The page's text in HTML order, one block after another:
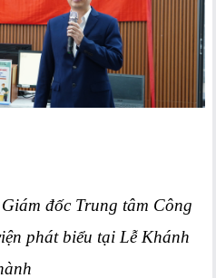
đốc Trung tâm Công
phát biểu tại Lễ Khánh